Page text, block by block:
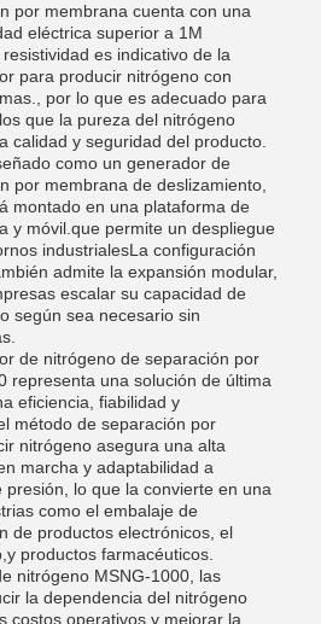
por membrana cuenta con una
eléctrica superior a 1M
es indicativo de la
para producir nitrógeno con
por lo que es adecuado para
que la pureza del nitrógeno
calidad y seguridad del producto.
como un generador de
por membrana de deslizamiento,
montado en una plataforma de
y móvil.que permite un despliegue
industrialesLa configuración
admite la expansión modular,
escalar su capacidad de
según sea necesario sin
de nitrógeno de separación por
representa una solución de última
eficiencia, fiabilidad y
método de separación por
nitrógeno asegura una alta
marcha y adaptabilidad a
lo que la convierte en una
como el embalaje de
de productos electrónicos, el
productos farmacéuticos.
nitrógeno MSNG-1000, las
la dependencia del nitrógeno
costos operativos,y mejorar la